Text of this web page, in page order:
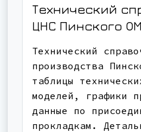
Технический
ЦНС Пинского
Технический
производства
таблицы
моделей, графики
данные по
прокладкам.